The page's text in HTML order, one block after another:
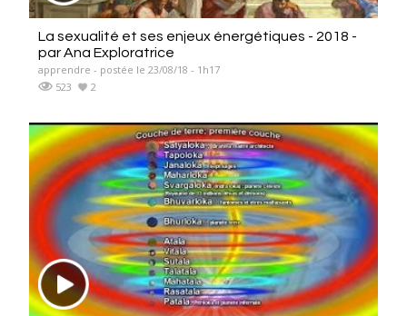
La sexualité et ses enjeux énergétiques - 2018 -
par Ana Exploratrice
apprendre - postée le 23/08/18 - 1h17
523
2